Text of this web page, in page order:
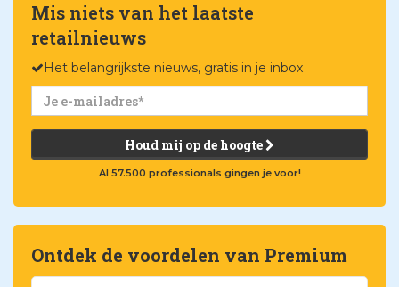
Mis niets van het laatste
retailnieuws
Het belangrijkste nieuws, gratis in je inbox
Houd mij op de hoogte
Al 57.500 professionals gingen je voor!
Ontdek de voordelen van Premium